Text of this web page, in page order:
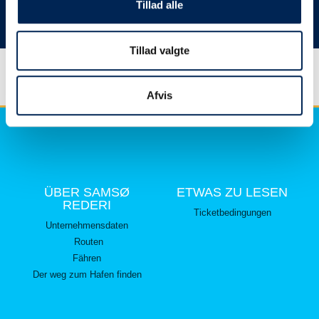
Tillad alle
Tillad valgte
Afvis
Vielen Dank für Ihr Verständnis.
ÜBER SAMSØ
REDERI
Unternehmensdaten
Routen
Fähren
Der weg zum Hafen finden
ETWAS ZU LESEN
Ticketbedingungen